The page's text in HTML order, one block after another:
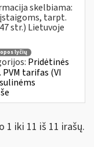
skelbiama:
tarpt.
str.) Lietuvoje
lyčių
Pridėtinės
tarifas (VI
1 iki 11 iš 11 irašų.